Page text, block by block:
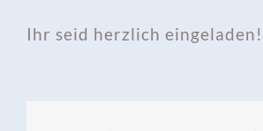
Ihr seid herzlich eingeladen!